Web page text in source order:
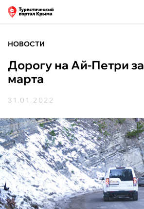
НОВОСТИ
Дорогу на Ай-Петри
марта
31.01.2022